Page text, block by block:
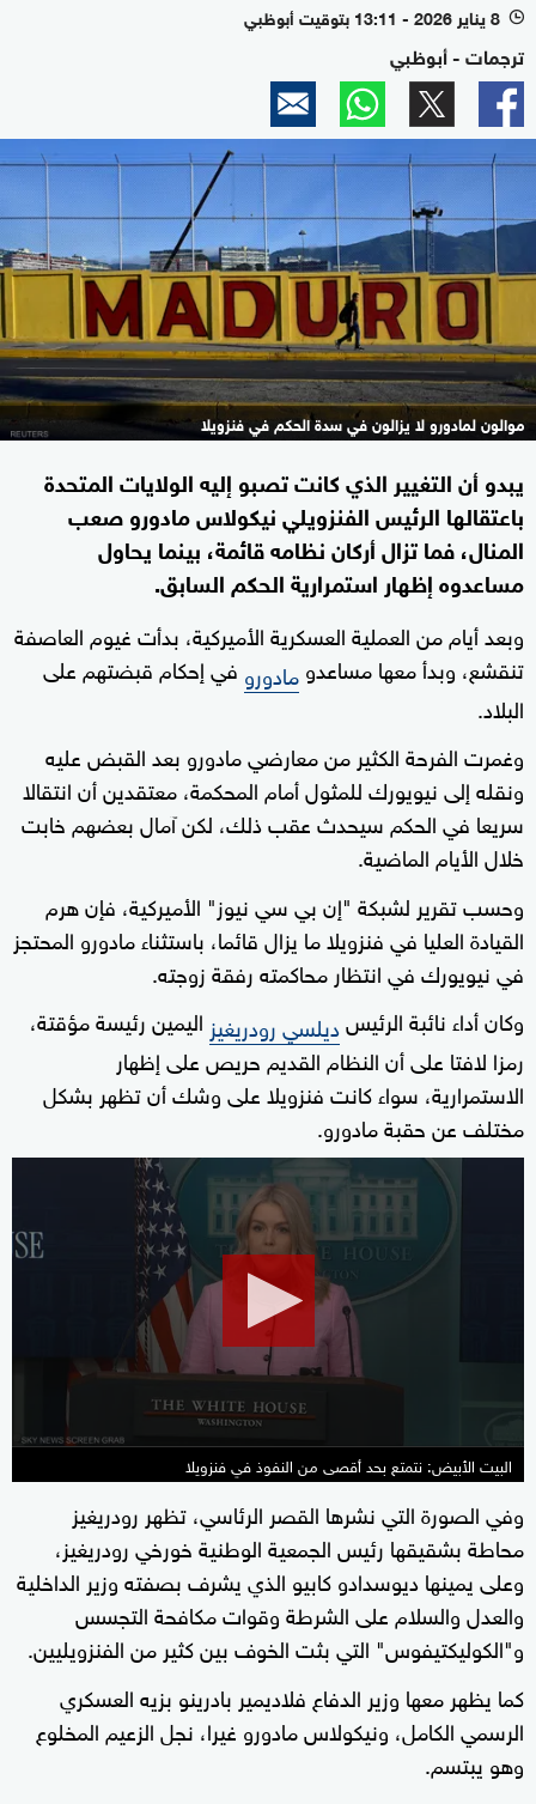
l 8 يناير 2026 - 13:11 بتوقيت أبوظبي
ترجمات - أبوظبي
موالون لمادورو لا يزالون في سدة الحكم في فنزويلا
يبدو أن التغيير الذي كانت تصبو إليه الولايات المتحدة
باعتقالها الرئيس الفنزويلي نيكولاس مادورو صعب
المنال، فما تزال أركان نظامه قائمة، بينما يحاول
مساعدوه إظهار استمرارية الحكم السابق.
وبعد أيام من العملية العسكرية الأميركية، بدأت غيوم العاصفة
تنقشع، وبدأ معها مساعدومادورو في إحكام قبضتهم على
البلاد.
وغمرت الفرحة الكثير من معارضي مادورو بعد القبض عليه
ونقله إلى نيويورك للمثول أمام المحكمة، معتقدين أن انتقالا
سريعا في الحكم سيحدث عقب ذلك، لكن آمال بعضهم خابت
خلال الأيام الماضية.
وحسب تقرير لشبكة "إن بي سي نيوز" الأميركية، فإن هرم
القيادة العليا في فنزويلا ما يزال قائما، باستثناء مادورو المحتجز
في نيويورك في انتظار محاكمته رفقة زوجته.
وكان أداء نائبة الرئيسديلسي رودريغيز اليمين رئيسة مؤقتة،
رمزا لافتا على أن النظام القديم حريص على إظهار
الاستمرارية، سواء كانت فنزويلا على وشك أن تظهر بشكل
مختلف عن حقبة مادورو.
of
2
البيت الأبيض: نتمتع بحد أقصى من النفوذ في فنزويلا
وفي الصورة التي نشرها القصر الرئاسي، تظهر رودريغيز
محاطة بشقيقها رئيس الجمعية الوطنية خورخي رودريغيز،
وعلى يمينها ديوسدادو كابيو الذي يشرف بصفته وزير الداخلية
والعدل والسلام على الشرطة وقوات مكافحة التجسس
و"الكوليكتيفوس" التي بثت الخوف بين كثير من الفنزويليين.
كما يظهر معها وزير الدفاع فلاديمير بادرينو بزيه العسكري
الرسمي الكامل، ونيكولاس مادورو غيرا، نجل الزعيم المخلوع
وهو يبتسم.